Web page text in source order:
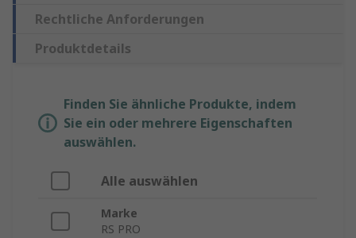
Rechtliche Anforderungen
Produktdetails
Finden Sie ähnliche Produkte, indem
Sie ein oder mehrere Eigenschaften
auswählen.
Alle auswählen
Marke
RS PRO